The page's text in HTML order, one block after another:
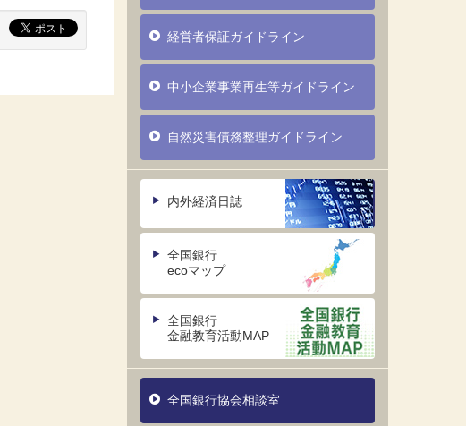
経営者保証ガイドライン
中小企業事業再生等ガイドライン
自然災害債務整理ガイドライン
内外経済日誌
全国銀行
ecoマップ
全国銀行
金融教育活動MAP
全国銀行協会相談室